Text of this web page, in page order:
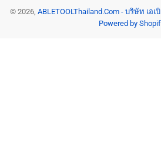
© 2026, ABLETOOLThailand.Com - บริษัท เ
Powered by